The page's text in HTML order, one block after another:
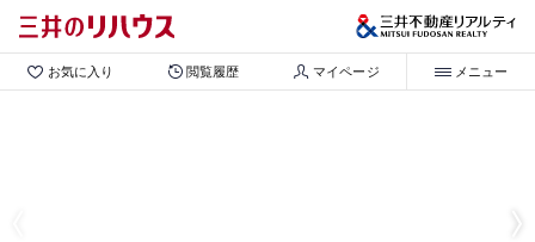
お気に入り 閲覧履歴 マイページ メニュー